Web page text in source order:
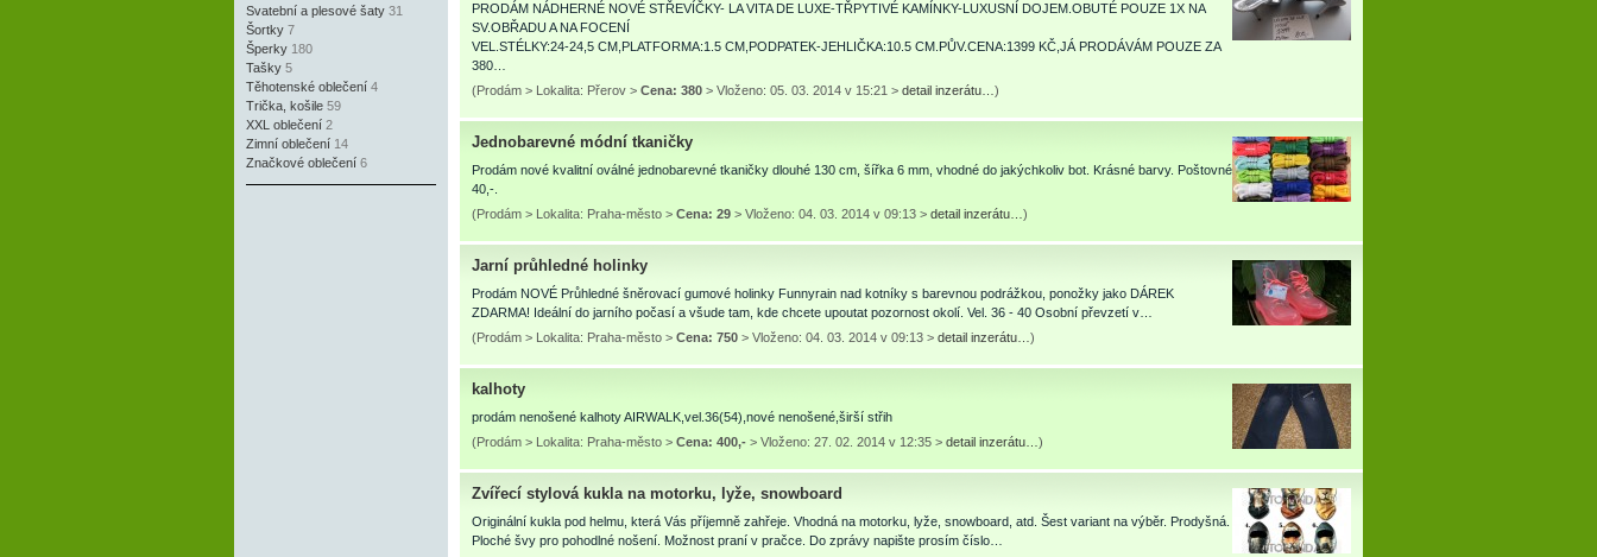
Svatební a plesové šaty 31
Šortky 7
Šperky 180
Tašky 5
Těhotenské oblečení 4
Trička, košile 59
XXL oblečení 2
Zimní oblečení 14
Značkové oblečení 6
PRODÁM NÁDHERNÉ NOVÉ STŘEVÍČKY- LA VITA DE LUXE-TŘPYTIVÉ KAMÍNKY-LUXUSNÍ DOJEM.OBUTÉ POUZE 1X NA
SV.OBŘADU A NA FOCENÍ
VEL.STÉLKY:24-24,5 CM,PLATFORMA:1.5 CM,PODPATEK-JEHLIČKA:10.5 CM.PŮV.CENA:1399 KČ,JÁ PRODÁVÁM POUZE ZA
380…
(Prodám > Lokalita: Přerov > Cena: 380 > Vloženo: 05. 03. 2014 v 15:21 > detail inzerátu… )
Jednobarevné módní tkaničky
Prodám nové kvalitní oválné jednobarevné tkaničky dlouhé 130 cm, šířka 6 mm, vhodné do jakýchkoliv bot. Krásné barvy. Poštovné
40,-.
(Prodám > Lokalita: Praha-město > Cena: 29 > Vloženo: 04. 03. 2014 v 09:13 > detail inzerátu… )
Jarní průhledné holinky
Prodám NOVÉ Průhledné šněrovací gumové holinky Funnyrain nad kotníky s barevnou podrážkou, ponožky jako DÁREK
ZDARMA! Ideální do jarního počasí a všude tam, kde chcete upoutat pozornost okolí. Vel. 36 - 40 Osobní převzetí v…
(Prodám > Lokalita: Praha-město > Cena: 750 > Vloženo: 04. 03. 2014 v 09:13 > detail inzerátu… )
kalhoty
prodám nenošené kalhoty AIRWALK,vel.36(54),nové nenošené,širší střih
(Prodám > Lokalita: Praha-město > Cena: 400,- > Vloženo: 27. 02. 2014 v 12:35 > detail inzerátu… )
Zvířecí stylová kukla na motorku, lyže, snowboard
Originální kukla pod helmu, která Vás příjemně zahřeje. Vhodná na motorku, lyže, snowboard, atd. Šest variant na výběr. Prodyšná.
Ploché švy pro pohodlné nošení. Možnost praní v pračce. Do zprávy napište prosím číslo…